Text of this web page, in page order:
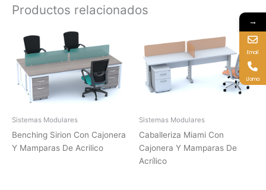
Productos relacionados
Sistemas Modulares
Benching Sirion Con Cajonera
Y Mamparas De Acrilico
Sistemas Modulares
Caballeriza Miami Con
Cajonera Y Mamparas De
Acrílico
→
Email
Llama